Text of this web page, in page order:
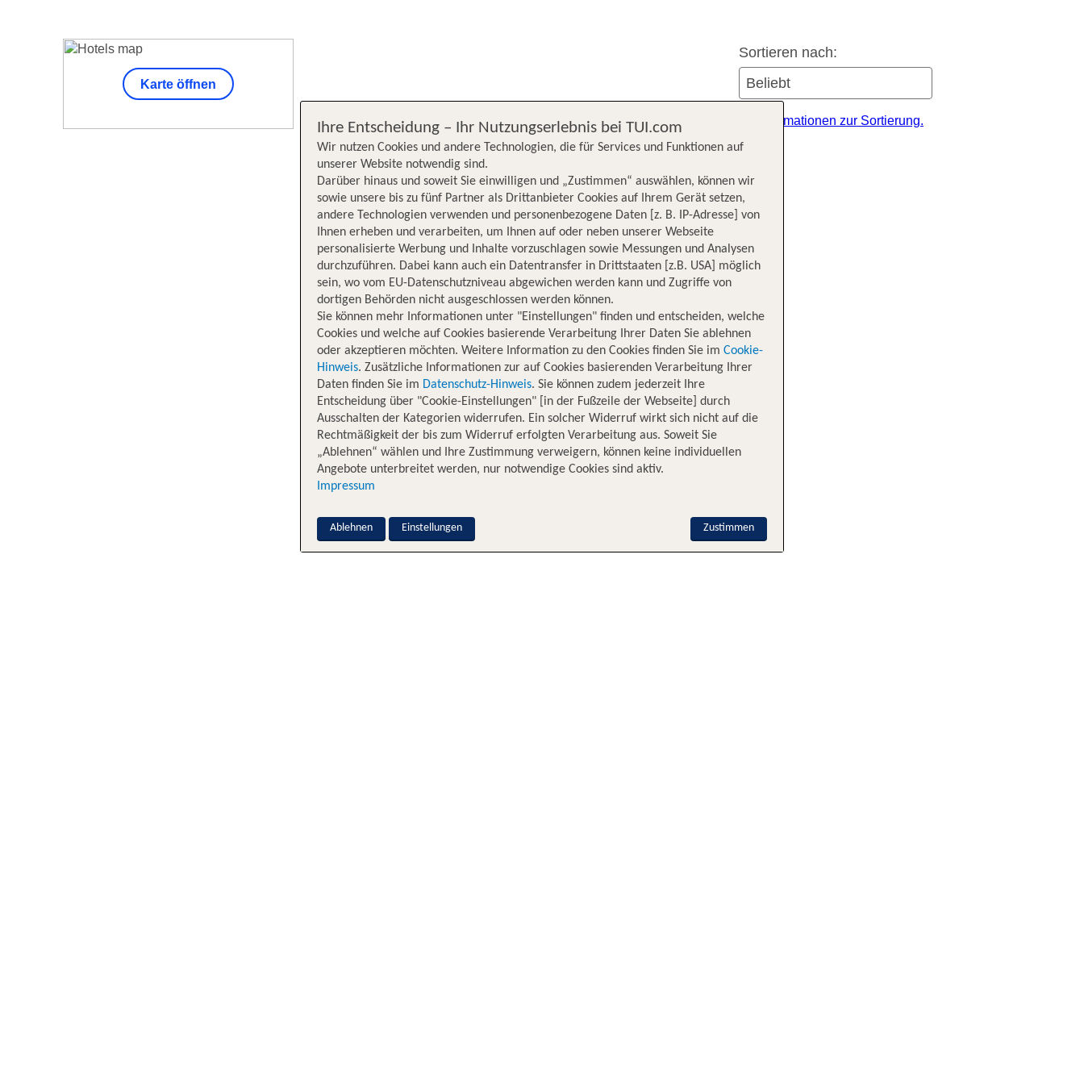
Sortieren nach:
Unsere Suchergebnisse werden nach verschiedenen Kriterien sortiert. Weitere Informationen zur Sortierung.
Karte öffnen
Ihre Entscheidung – Ihr Nutzungserlebnis bei TUI.com
Wir nutzen Cookies und andere Technologien, die für Services und Funktionen auf
unserer Website notwendig sind.
Darüber hinaus und soweit Sie einwilligen und „Zustimmen“ auswählen, können wir
sowie unsere bis zu fünf Partner als Drittanbieter Cookies auf Ihrem Gerät setzen,
andere Technologien verwenden und personenbezogene Daten [z. B. IP-Adresse] von
Ihnen erheben und verarbeiten, um Ihnen auf oder neben unserer Webseite
personalisierte Werbung und Inhalte vorzuschlagen sowie Messungen und Analysen
durchzuführen. Dabei kann auch ein Datentransfer in Drittstaaten [z.B. USA] möglich
sein, wo vom EU-Datenschutzniveau abgewichen werden kann und Zugriffe von
dortigen Behörden nicht ausgeschlossen werden können.
Sie können mehr Informationen unter "Einstellungen" finden und entscheiden, welche
Cookies und welche auf Cookies basierende Verarbeitung Ihrer Daten Sie ablehnen
oder akzeptieren möchten. Weitere Information zu den Cookies finden Sie im Cookie-
Hinweis. Zusätzliche Informationen zur auf Cookies basierenden Verarbeitung Ihrer
Daten finden Sie im Datenschutz-Hinweis. Sie können zudem jederzeit Ihre
Entscheidung über "Cookie-Einstellungen" [in der Fußzeile der Webseite] durch
Ausschalten der Kategorien widerrufen. Ein solcher Widerruf wirkt sich nicht auf die
Rechtmäßigkeit der bis zum Widerruf erfolgten Verarbeitung aus. Soweit Sie
„Ablehnen“ wählen und Ihre Zustimmung verweigern, können keine individuellen
Angebote unterbreitet werden, nur notwendige Cookies sind aktiv.
Impressum
Zustimmen
Ablehnen Einstellungen